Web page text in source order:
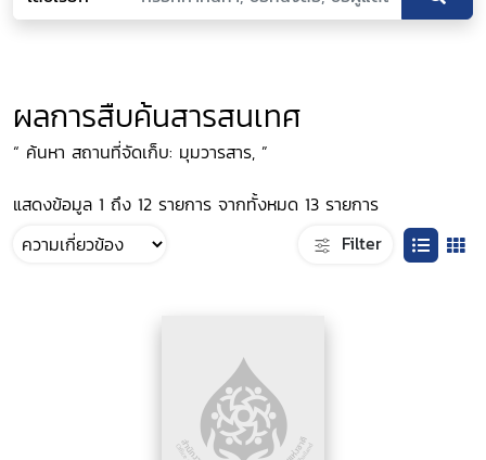
ผลการสืบค้นสารสนเทศ
“ ค้นหา สถานที่จัดเก็บ: มุมวารสาร, ”
แสดงข้อมูล 1 ถึง 12 รายการ จากทั้งหมด 13 รายการ
Filter